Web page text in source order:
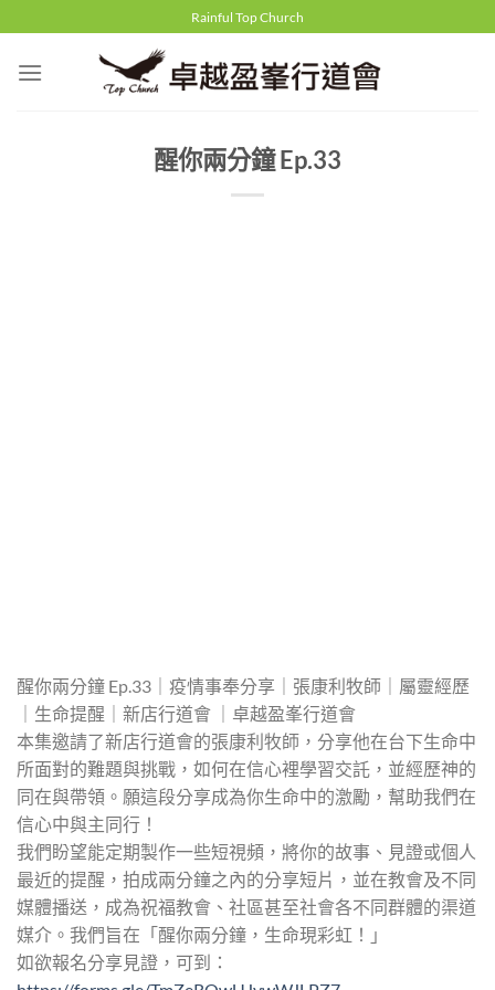
to
content
Rainful Top Church
醒你兩分鐘 Ep.33
醒你兩分鐘 Ep.33｜疫情事奉分享｜張康利牧師｜屬靈經歷
｜生命提醒｜新店行道會 ｜卓越盈峯行道會
本集邀請了新店行道會的張康利牧師，分享他在台下生命中
所面對的難題與挑戰，如何在信心裡學習交託，並經歷神的
同在與帶領。願這段分享成為你生命中的激勵，幫助我們在
信心中與主同行！
我們盼望能定期製作一些短視頻，將你的故事、見證或個人
最近的提醒，拍成兩分鐘之內的分享短片，並在教會及不同
媒體播送，成為祝福教會、社區甚至社會各不同群體的渠道
媒介。我們旨在「醒你兩分鐘，生命現彩虹！」
如欲報名分享見證，可到：